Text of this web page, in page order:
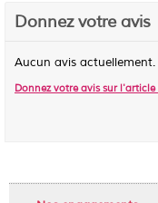
Donnez votre avis
Aucun avis actuellement.
Donnez votre avis sur l'article